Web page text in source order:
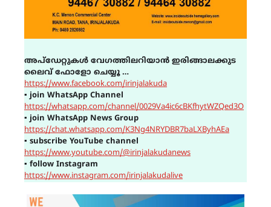
അപ്ഡേറ്റുകൾ വേഗത്തിലറിയാൻ ഇരിങ്ങാലക്കുട
ലൈവ് ഫോളോ ചെയ്യൂ …
https://www.facebook.com/irinjalakuda
▪ join WhatsApp Channel
https://whatsapp.com/channel/0029Va4ic6cBKfhytWZQed3O
▪ join WhatsApp News Group
https://chat.whatsapp.com/K3Ng4NRYDBR7baLXByhAEa
▪ subscribe YouTube channel
https://www.youtube.com/@irinjalakudanews
▪ follow Instagram
https://www.instagram.com/irinjalakudalive